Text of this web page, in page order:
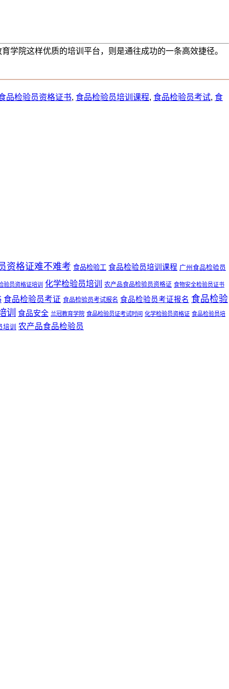
学院这样优质的培训平台，则是通往成功的一条高效捷径。
品检验员资格证书, 食品检验员培训课程, 食品检验员考试, 食
资格证难不难考 食品检验工 食品检验员培训课程 广州食品检验员
验员资格证培训 化学检验员培训 农产品食品检验员资格证 食物安全检验员证书
食品检验员考证 食品检验员考试报名 食品检验员考证报名 食品检验
训 食品安全 兰冠教育学院 食品检验员证考试时间 化学检验员资格证 食品检验员培
训 农产品食品检验员